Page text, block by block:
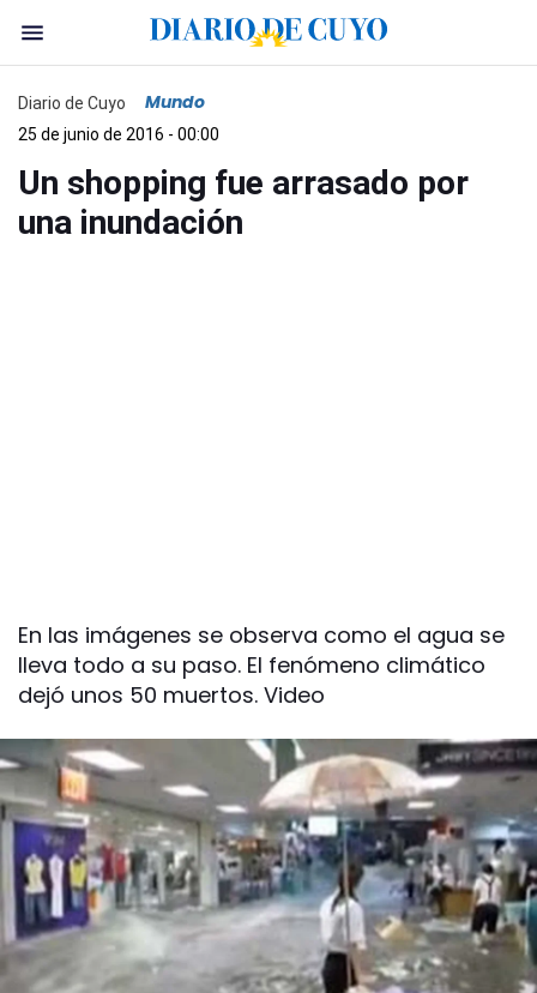
Diario de Cuyo Mundo
25 de junio de 2016 - 00:00
Un shopping fue arrasado por
una inundación
En las imágenes se observa como el agua se
lleva todo a su paso. El fenómeno climático
dejó unos 50 muertos. Video